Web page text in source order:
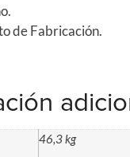
de Fabricación.
46,3 kg